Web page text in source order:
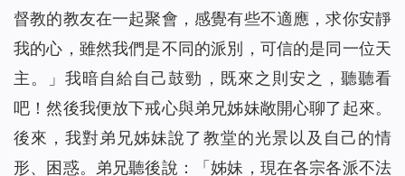
督教的教友在一起聚會，感覺有些不適應，求你安靜
我的心，雖然我們是不同的派別，可信的是同一位天
主。」我暗自給自己鼓勁，既來之則安之，聽聽看
吧！然後我便放下戒心與弟兄姊妹敞開心聊了起來。
後來，我對弟兄姊妹說了教堂的光景以及自己的情
形、困惑。弟兄聽後說：「姊妹，現在各宗各派不法